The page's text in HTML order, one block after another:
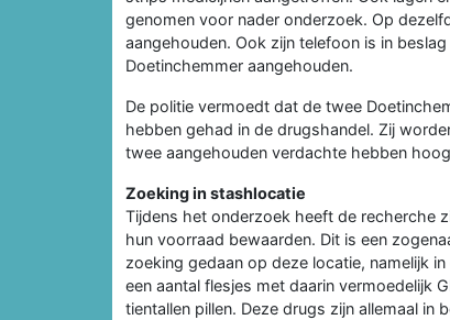
genomen voor nader onderzoek. Op
aangehouden. Ook zijn telefoon is in
Doetinchemmer aangehouden.
De politie vermoedt dat de twee
hebben gehad in de drugshandel. Zij
twee aangehouden verdachte hebben
Zoeking in stashlocatie
Tijdens het onderzoek heeft de recherche
hun voorraad bewaarden. Dit is een
zoeking gedaan op deze locatie, namelijk
een aantal flesjes met daarin vermoedelijk
tientallen pillen. Deze drugs zijn allemaal